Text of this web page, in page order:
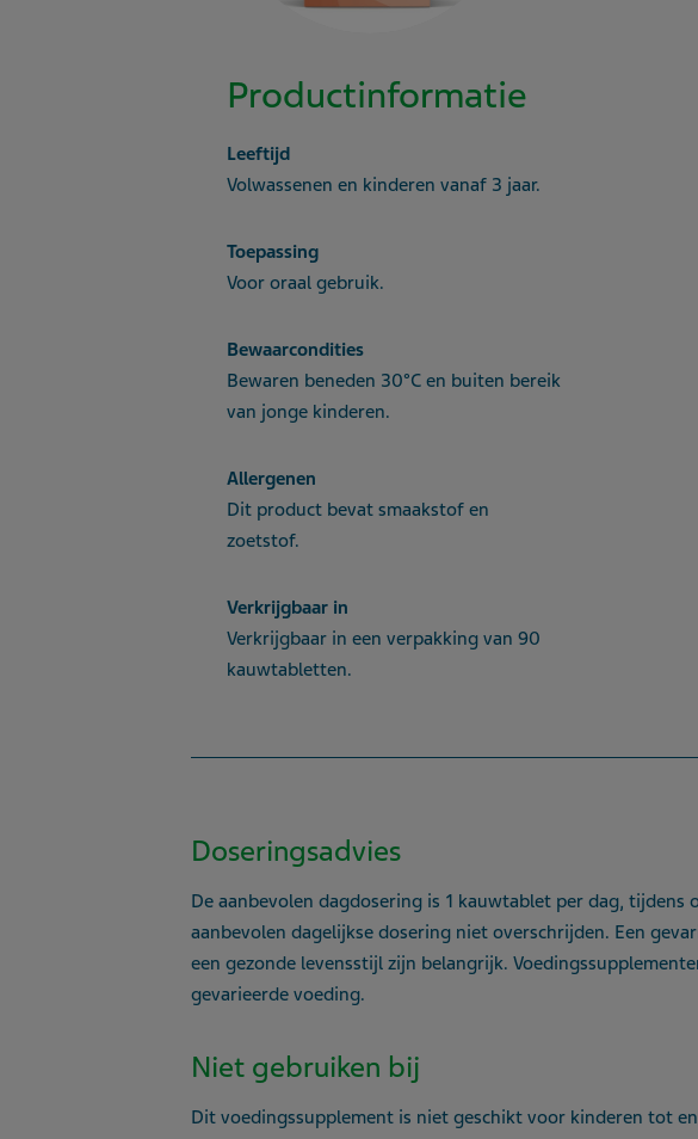
Productinformatie
Leeftijd
Volwassenen en kinderen vanaf 3 jaar.
Toepassing
Voor oraal gebruik.
Bewaarcondities
Bewaren beneden 30°C en buiten bereik
van jonge kinderen.
Allergenen
Dit product bevat smaakstof en
zoetstof.
Verkrijgbaar in
Verkrijgbaar in een verpakking van 90
kauwtabletten.
Doseringsadvies
De aanbevolen dagdosering is 1 kauwtablet per dag, tijdens
aanbevolen dagelijkse dosering niet overschrijden. Een
een gezonde levensstijl zijn belangrijk.
gevarieerde voeding.
Niet gebruiken bij
Dit voedingssupplement is niet geschikt voor kinderen tot